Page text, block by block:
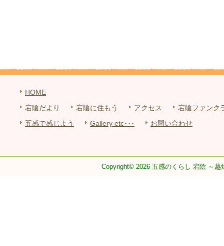
HOME
宕陰だより
宕陰に住もう アクセス
宕陰ファンク
五感で感じよう
Gallery etc･･･ お問い合わせ
Copyright© 2026 五感のくらし 宕陰 ～